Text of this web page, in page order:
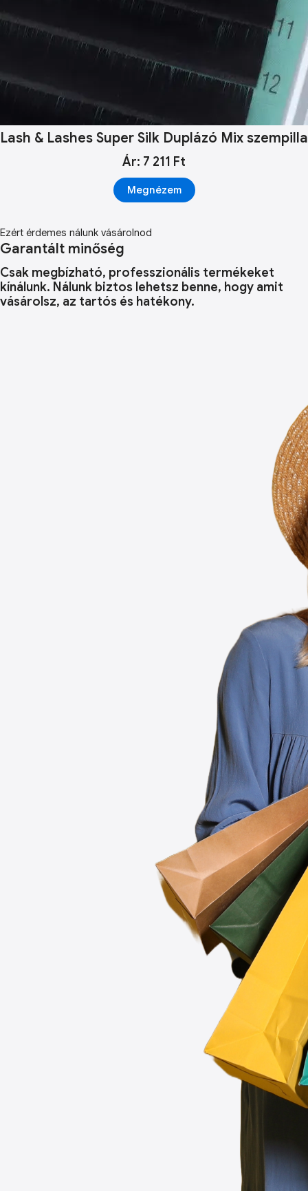
Lash & Lashes Super Silk Duplázó Mix szempilla
Ár: 7 211 Ft
Megnézem
Ezért érdemes nálunk vásárolnod
Garantált minőség
Csak megbízható, professzionális termékeket
kínálunk. Nálunk biztos lehetsz benne, hogy amit
vásárolsz, az tartós és hatékony.